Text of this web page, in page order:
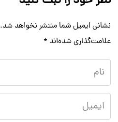
نشانی ایمیل شما منتشر نخواهد شد.
علامت‌گذاری شده‌اند *